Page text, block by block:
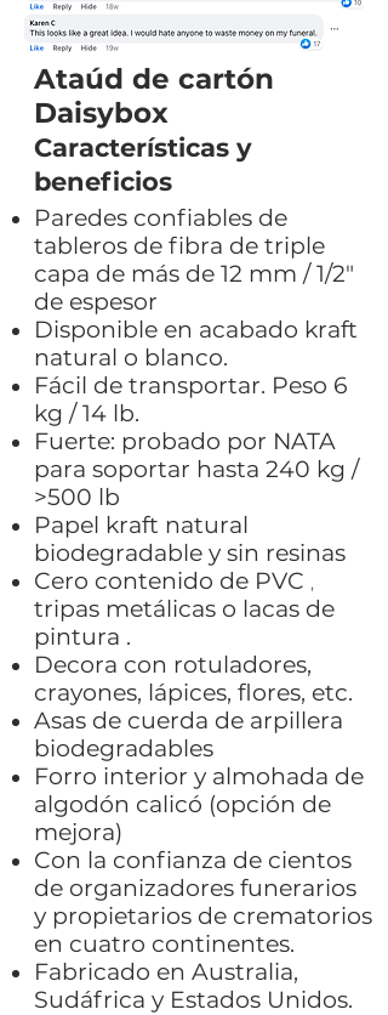
Ataúd de cartón
Daisybox
Características y
beneficios
Paredes confiables de
tableros de fibra de triple
capa de más de 12 mm / 1/2"
de espesor
Disponible en acabado kraft
natural o blanco.
Fácil de transportar. Peso 6
kg / 14 lb.
Fuerte: probado por NATA
para soportar hasta 240 kg /
>500 lb
Papel kraft natural
biodegradable y sin resinas
Cero contenido de PVC ,
tripas metálicas o lacas de
pintura .
Decora con rotuladores,
crayones, lápices, flores, etc.
Asas de cuerda de arpillera
biodegradables
Forro interior y almohada de
algodón calicó (opción de
mejora)
Con la confianza de cientos
de organizadores funerarios
y propietarios de crematorios
en cuatro continentes.
Fabricado en Australia,
Sudáfrica y Estados Unidos.